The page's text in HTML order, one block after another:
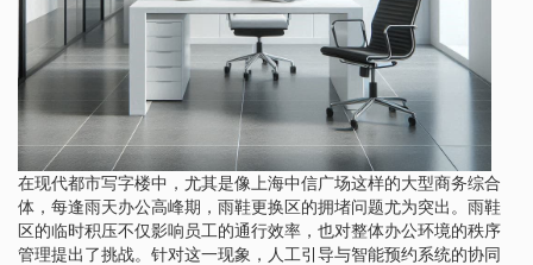
在现代都市写字楼中，尤其是像上海中信广场这样的大型商务综合
体，每逢雨天办公高峰期，雨鞋更换区的拥堵问题尤为突出。雨鞋
区的临时积压不仅影响员工的通行效率，也对整体办公环境的秩序
管理提出了挑战。针对这一现象，人工引导与智能预约系统的协同